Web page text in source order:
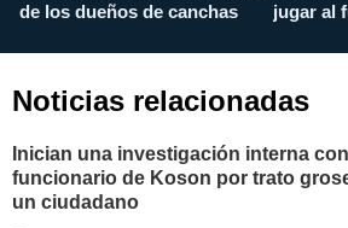
de los dueños de canchas
jugar al
Noticias relacionadas
Inician una investigación interna
funcionario de Koson por trato
un ciudadano